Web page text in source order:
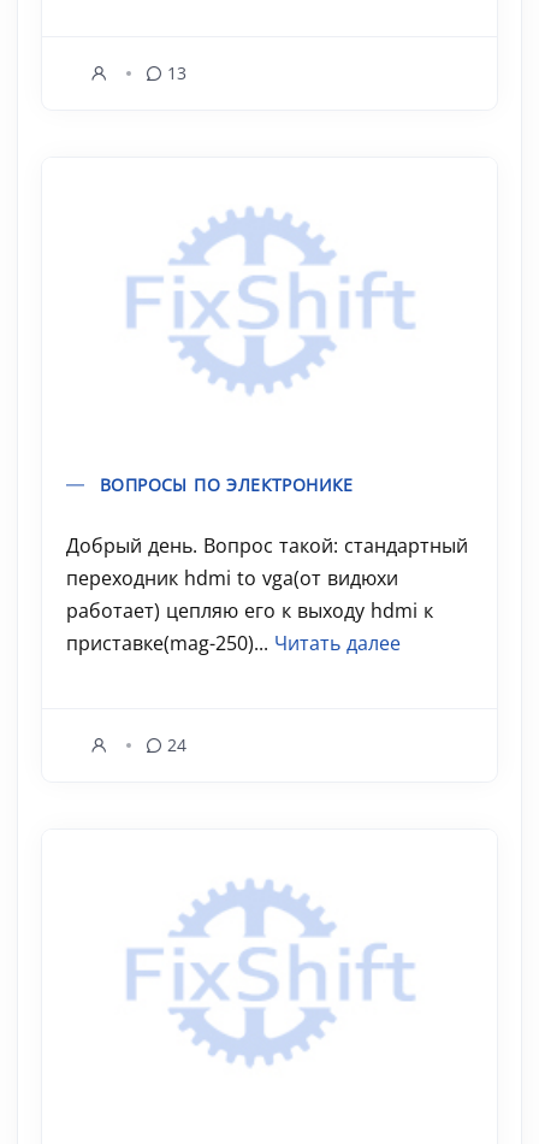
13
ВОПРОСЫ ПО ЭЛЕКТРОНИКЕ
Добрый день. Вопрос такой: стандартный
переходник hdmi to vga(от видюхи
работает) цепляю его к выходу hdmi к
приставке(mag-250)... Читать далее
24